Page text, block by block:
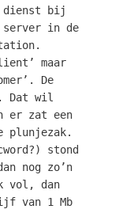
dienst bij
server in de
maar
De
Dat wil
er zat een
stond
nog zo’n
vol, dan
van 1 Mb